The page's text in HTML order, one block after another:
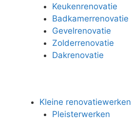
Keukenrenovatie
Badkamerrenovatie
Gevelrenovatie
Zolderrenovatie
Dakrenovatie
Kleine renovatiewerken
Pleisterwerken